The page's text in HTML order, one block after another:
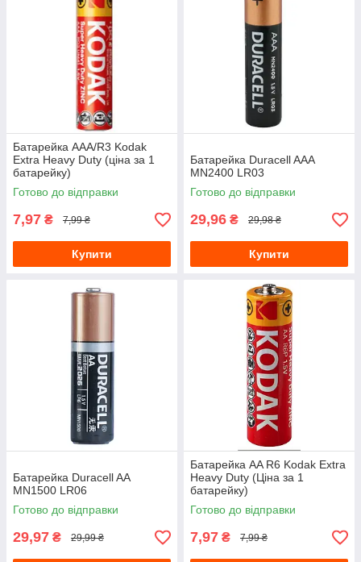
Батарейка AAA/R3 Kodak
Extra Heavy Duty (ціна за 1
батарейку)
Готово до відправки
7,97 ₴ 7,99 ₴
Купити
Батарейка Duracell AAA
MN2400 LR03
Готово до відправки
29,96 ₴ 29,98 ₴
Купити
Батарейка Duracell AA
MN1500 LR06
Готово до відправки
29,97 ₴ 29,99 ₴
Батарейка AA R6 Kodak Extra
Heavy Duty (Ціна за 1
батарейку)
Готово до відправки
7,97 ₴ 7,99 ₴